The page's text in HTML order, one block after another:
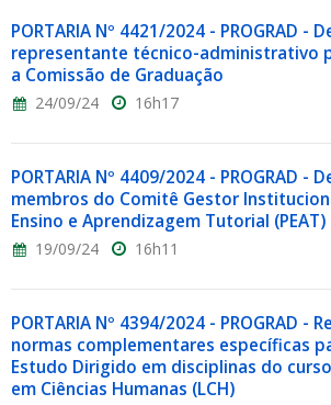
PORTARIA Nº 4421/2024 - PROGRAD -
representante técnico-administrativo
a Comissão de Graduação
24/09/24 16h17
PORTARIA Nº 4409/2024 - PROGRAD -
membros do Comitê Gestor
Ensino e Aprendizagem Tutorial (PEAT)
19/09/24 16h11
PORTARIA Nº 4394/2024 - PROGRAD -
normas complementares específicas
Estudo Dirigido em disciplinas do
em Ciências Humanas (LCH)